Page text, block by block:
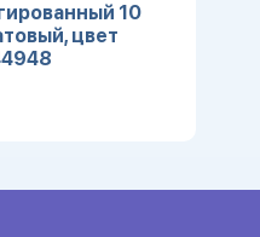
10
цвет